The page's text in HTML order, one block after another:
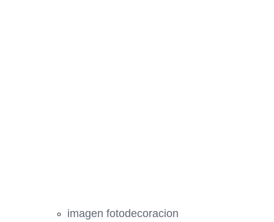
imagen fotodecoracion